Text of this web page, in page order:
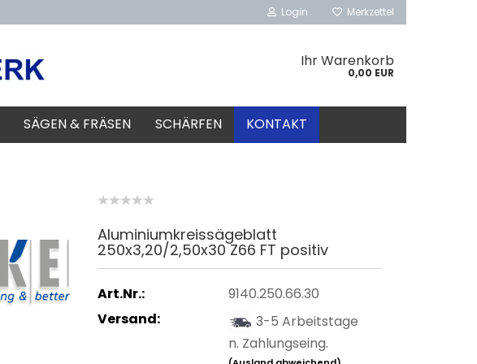
Login Merkzettel
Ihr Warenkorb
0,00 EUR
SÄGEN & FRÄSEN SCHÄRFEN KONTAKT
Aluminiumkreissägeblatt
250x3,20/2,50x30 Z66 FT positiv
Art.Nr.:
9140.250.66.30
Versand:
3-5 Arbeitstage
n. Zahlungseing.